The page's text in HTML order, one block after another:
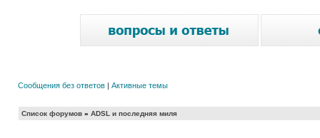
Сообщения без ответов | Активные темы
Список форумов » ADSL и последняя миля